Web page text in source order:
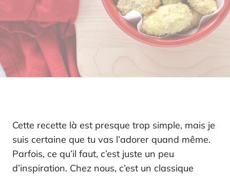
Cette recette là est presque trop simple, mais je
suis certaine que tu vas l’adorer quand même.
Parfois, ce qu’il faut, c’est juste un peu
d’inspiration. Chez nous, c’est un classique